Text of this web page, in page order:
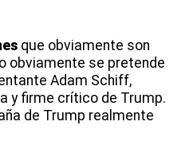
que obviamente son
obviamente se pretende
Adam Schiff,
y firme crítico de Trump.
de Trump realmente